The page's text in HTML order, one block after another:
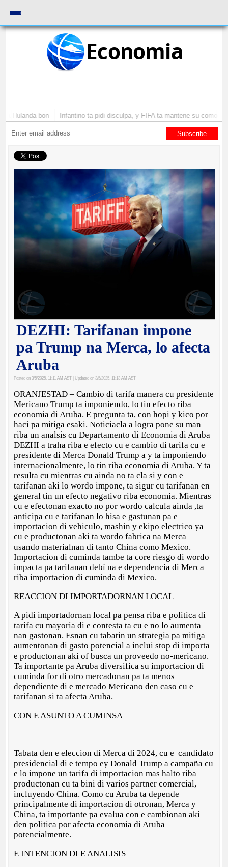
Economia
Hulanda bon Infantino ta pidi disculpa, y FIFA ta mantene su como
Subscribe
DEZHI: Tarifanan impone
pa Trump na Merca, lo afecta
Aruba
Posted on 3/5/2025, 11:11 AM AST | Updated on 3/5/2025, 11:13 AM AST
ORANJESTAD – Cambio di tarifa manera cu presidente
Mericano Trump ta imponiendo, lo tin efecto riba
economia di Aruba. E pregunta ta, con hopi y kico por
haci pa mitiga esaki. Noticiacla a logra pone su man
riba un analsis cu Departamento di Economia di Aruba
DEZHI a traha riba e efecto cu e cambio di tarifa cu e
presidente di Merca Donald Trump a y ta imponiendo
internacionalmente, lo tin riba economia di Aruba. Y ta
resulta cu mientras cu ainda no ta cla si y con e
tarifanan aki lo wordo impone, ta sigur cu tarifanan en
general tin un efecto negativo riba economia. Mientras
cu e efectonan exacto no por wordo calcula ainda ,ta
anticipa cu e tarifanan lo hisa e gastunan pa e
importacion di vehiculo, mashin y ekipo electrico ya
cu e productonan aki ta wordo fabrica na Merca
usando materialnan di tanto China como Mexico.
Importacion di cuminda tambe ta core riesgo di wordo
impacta pa tarifanan debí na e dependencia di Merca
riba importacion di cuminda di Mexico.
REACCION DI IMPORTADORNAN LOCAL
A pidi importadornan local pa pensa riba e politica di
tarifa cu mayoria di e contesta ta cu e no lo aumenta
nan gastonan. Esnan cu tabatin un strategia pa mitiga
aumentonan di gasto potencial a inclui stop di importa
e productonan aki of busca un proveedo no-mericano.
Ta importante pa Aruba diversifica su importacion di
cuminda for di otro mercadonan pa ta menos
dependiente di e mercado Mericano den caso cu e
tarifanan si ta afecta Aruba.
CON E ASUNTO A CUMINSA
Tabata den e eleccion di Merca di 2024, cu e candidato
presidencial di e tempo ey Donald Trump a campaña cu
e lo impone un tarifa di importacion mas halto riba
productonan cu ta bini di varios partner comercial,
incluyendo China. Como cu Aruba ta depende
principalmente di importacion di otronan, Merca y
China, ta importante pa evalua con e cambionan aki
den politica por afecta economia di Aruba
potencialmente.
E INTENCION DI E ANALISIS